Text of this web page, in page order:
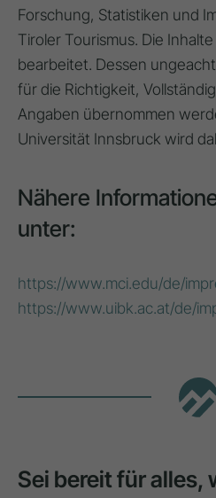
Forschung, Statistiken und
Tiroler Tourismus. Die
bearbeitet. Dessen
für die Richtigkeit,
Angaben übernommen
Universität Innsbruck wird
Nähere
unter:
https://www.mci.edu/de/
https://www.uibk.ac.at/de/
Sei bereit für alles,